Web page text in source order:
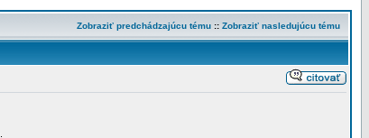
Zobraziť predchádzajúcu tému :: Zobraziť nasledujúcu tému